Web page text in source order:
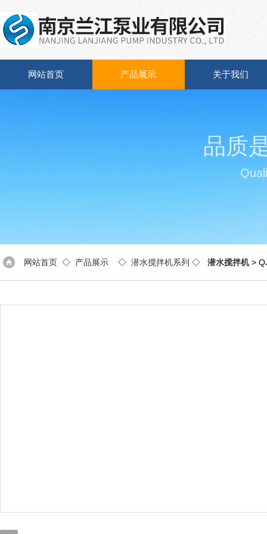
网站首页 产品展示 关于我们
品质
网站首页 ◇ 产品展示 ◇ 潜水搅拌机系列 ◇ 潜水搅拌机>